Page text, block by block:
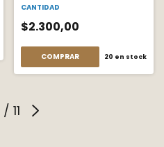
CANTIDAD
$2.300,00
COMPRAR 20 en stock
/ 11